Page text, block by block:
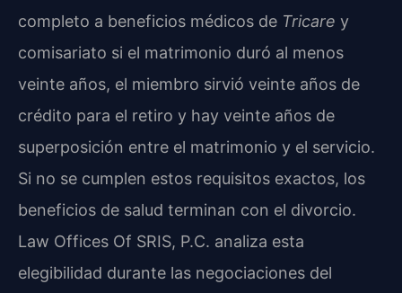
completo a beneficios médicos de Tricare y
comisariato si el matrimonio duró al menos
veinte años, el miembro sirvió veinte años de
crédito para el retiro y hay veinte años de
superposición entre el matrimonio y el servicio.
Si no se cumplen estos requisitos exactos, los
beneficios de salud terminan con el divorcio.
Law Offices Of SRIS, P.C. analiza esta
elegibilidad durante las negociaciones del